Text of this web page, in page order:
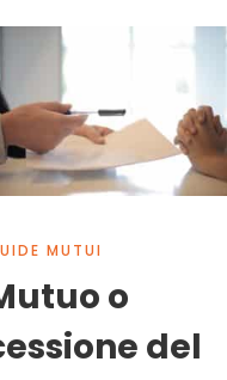
MUTUI
o
del